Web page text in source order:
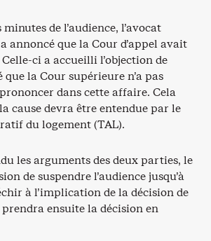
de l’audience, l’avocat
annoncé que la Cour d’appel avait
ci a accueilli l’objection de
la Cour supérieure n’a pas
dans cette affaire. Cela
cause devra être entendue par le
du logement (TAL).
les arguments des deux parties, le
de suspendre l’audience jusqu’à
à l’implication de la décision de
prendra ensuite la décision en